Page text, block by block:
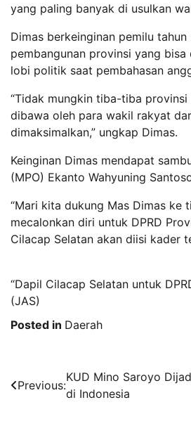
yang paling banyak di usulkan
Dimas berkeinginan pemilu
pembangunan provinsi yang
lobi politik saat pembahasan
“Tidak mungkin tiba-tiba
dibawa oleh para wakil rakyat
dimaksimalkan,” ungkap Dimas.
Keinginan Dimas mendapat
(MPO) Ekanto Wahyuning
“Mari kita dukung Mas Dimas ke
mecalonkan diri untuk DPRD
Cilacap Selatan akan diisi kader
“Dapil Cilacap Selatan untuk
(JAS)
Posted in Daerah
Post
navigation
Previous:
KUD Mino Saroyo
di Indonesia